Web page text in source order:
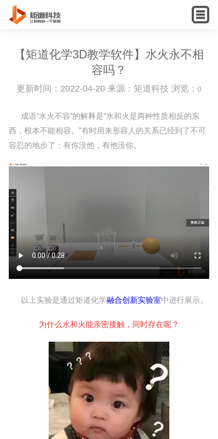
English
【矩道化学3D教学软件】水火永不相
容吗？
更新时间：2022-04-20 来源：矩道科技 浏览： 0
成语“水火不容”的解释是“水和火是两种性质相反的东
西，根本不能相容。”有时用来形容人的关系已经到了不可
容忍的地步了：有你没他，有他没你。
以上实验是通过矩道化学融合创新实验室中进行展示。
为什么水和火能亲密接触，同时存在呢？